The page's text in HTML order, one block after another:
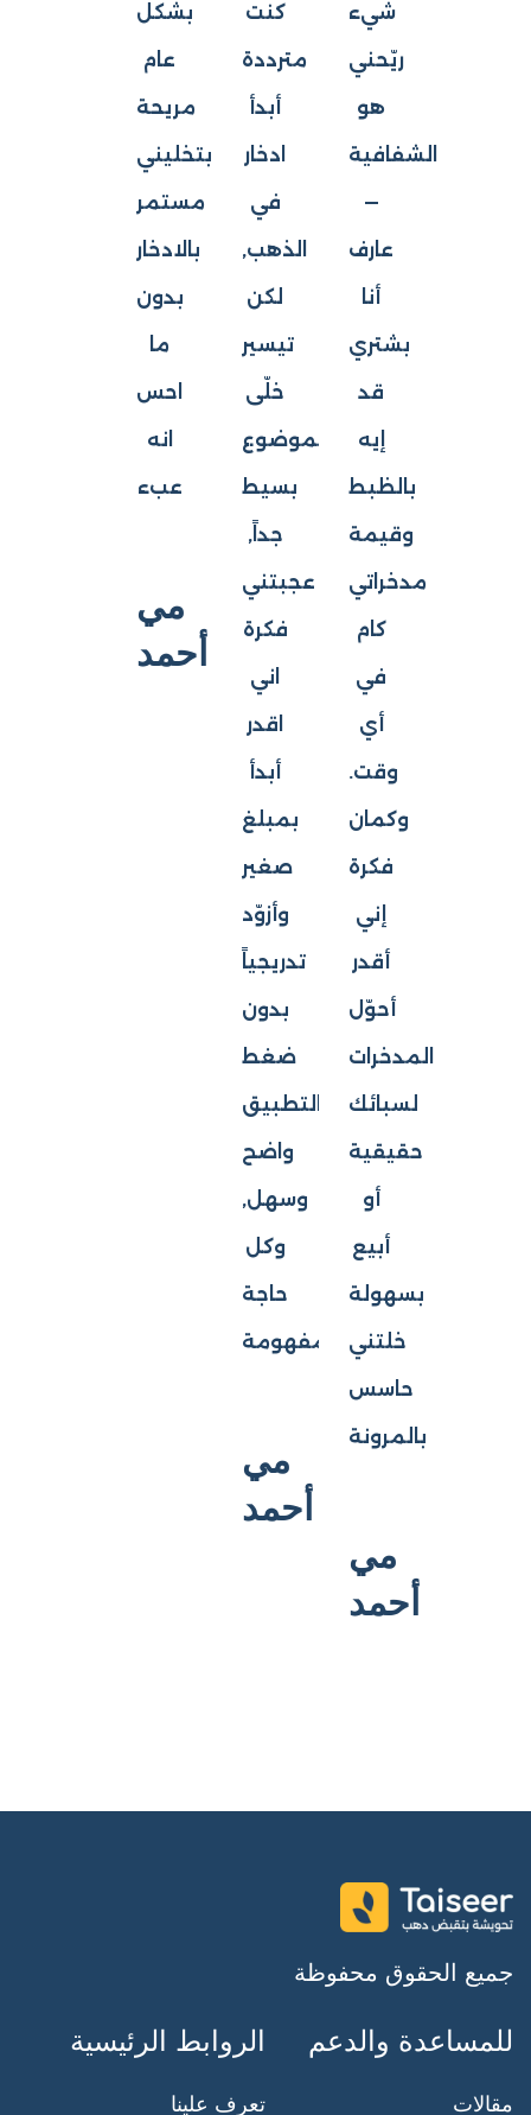
بشكل
عام
مريحة
وبتخليني
مستمر
بالادخار
بدون
ما
احس
انه
عبء
مي
أحمد
كنت
مترددة
أبدأ
ادخار
في
الذهب,
لكن
تيسير
خلّى
الموضوع
بسيط
جداً,
عجبتني
فكرة
اني
اقدر
أبدأ
بمبلغ
صغير
وأزوّد
تدريجياً
بدون
ضغط
التطبيق
واضح
وسهل,
وكل
حاجة
مفهومة
مي
أحمد
شيء
ريّحني
هو
الشفافية
—
عارف
أنا
بشتري
قد
إيه
بالظبط
وقيمة
مدخراتي
كام
في
أي
وقت.
وكمان
فكرة
إني
أقدر
أحوّل
المدخرات
لسبائك
حقيقية
أو
أبيع
بسهولة
خلتني
حاسس
بالمرونة
مي
أحمد
جميع الحقوق محفوظة
الروابط الرئيسية
تعرف علينا
للمساعدة والدعم
مقالات